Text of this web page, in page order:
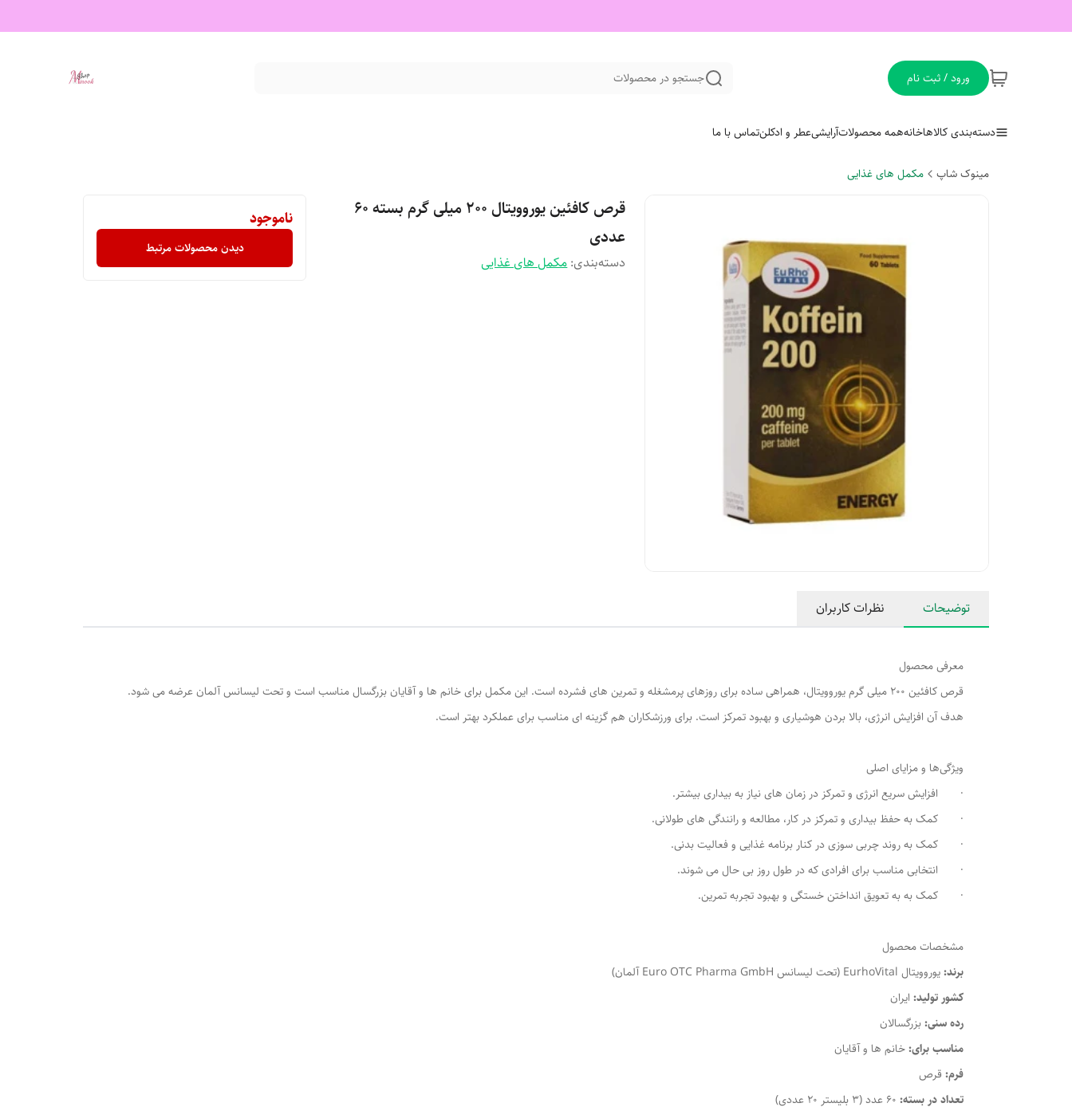
ورود / ثبت نام جستجو در محصولات
دسته‌بندی کالاهاخانههمه محصولاتآرایشیعطر و ادکلنتماس با ما
مینوک شاپ مکمل های غذایی
قرص کافئین یوروویتال 200 میلی گرم بسته 60
عددی
دسته‌بندی:مکمل های غذایی
ناموجود
دیدن محصولات مرتبط
توضیحات نظرات کاربران
معرفی محصول
قرص کافئین 200 میلی گرم یوروویتال، همراهی ساده برای روزهای پرمشغله و تمرین های فشرده است. این مکمل برای خانم ها و آقایان بزرگسال مناسب است و تحت لیسانس آلمان عرضه می شود.
هدف آن افزایش انرژی، بالا بردن هوشیاری و بهبود تمرکز است. برای ورزشکاران هم گزینه ای مناسب برای عملکرد بهتر است.
ویژگی‌ها و مزایای اصلی
· افزایش سریع انرژی و تمرکز در زمان های نیاز به بیداری بیشتر.
· کمک به حفظ بیداری و تمرکز در کار، مطالعه و رانندگی های طولانی.
· کمک به روند چربی سوزی در کنار برنامه غذایی و فعالیت بدنی.
· انتخابی مناسب برای افرادی که در طول روز بی حال می شوند.
· کمک به به تعویق انداختن خستگی و بهبود تجربه تمرین.
مشخصات محصول
برند:یوروویتال EurhoVital (تحت لیسانس Euro OTC Pharma GmbH آلمان)
کشور تولید: ایران
رده سنی:بزرگسالان
مناسب برای:خانم ها و آقایان
فرم: قرص
تعداد در بسته: